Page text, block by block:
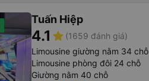
Tuấn Hiệp
4.1 star (1659 đánh giá)
Limousine giường nằm 34 chỗ
Limousine phòng đôi 24 chỗ
Giường nằm 40 chỗ